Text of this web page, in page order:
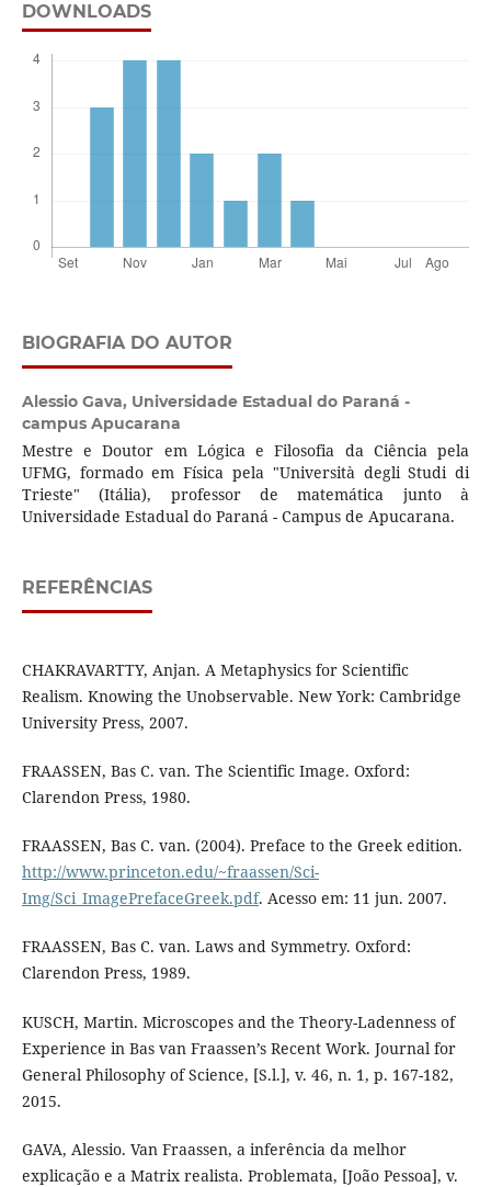
DOWNLOADS
BIOGRAFIA DO AUTOR
Alessio Gava, Universidade Estadual do Paraná -
campus Apucarana
Mestre e Doutor em Lógica e Filosofia da Ciência pela
UFMG, formado em Física pela "Università degli Studi di
Trieste" (Itália), professor de matemática junto à
Universidade Estadual do Paraná - Campus de Apucarana.
REFERÊNCIAS
CHAKRAVARTTY, Anjan. A Metaphysics for Scientific
Realism. Knowing the Unobservable. New York: Cambridge
University Press, 2007.
FRAASSEN, Bas C. van. The Scientific Image. Oxford:
Clarendon Press, 1980.
FRAASSEN, Bas C. van. (2004). Preface to the Greek edition.
http://www.princeton.edu/~fraassen/Sci-
Img/Sci_ImagePrefaceGreek.pdf. Acesso em: 11 jun. 2007.
FRAASSEN, Bas C. van. Laws and Symmetry. Oxford:
Clarendon Press, 1989.
KUSCH, Martin. Microscopes and the Theory-Ladenness of
Experience in Bas van Fraassen’s Recent Work. Journal for
General Philosophy of Science, [S.l.], v. 46, n. 1, p. 167-182,
2015.
GAVA, Alessio. Van Fraassen, a inferência da melhor
explicação e a Matrix realista. Problemata, [João Pessoa], v.